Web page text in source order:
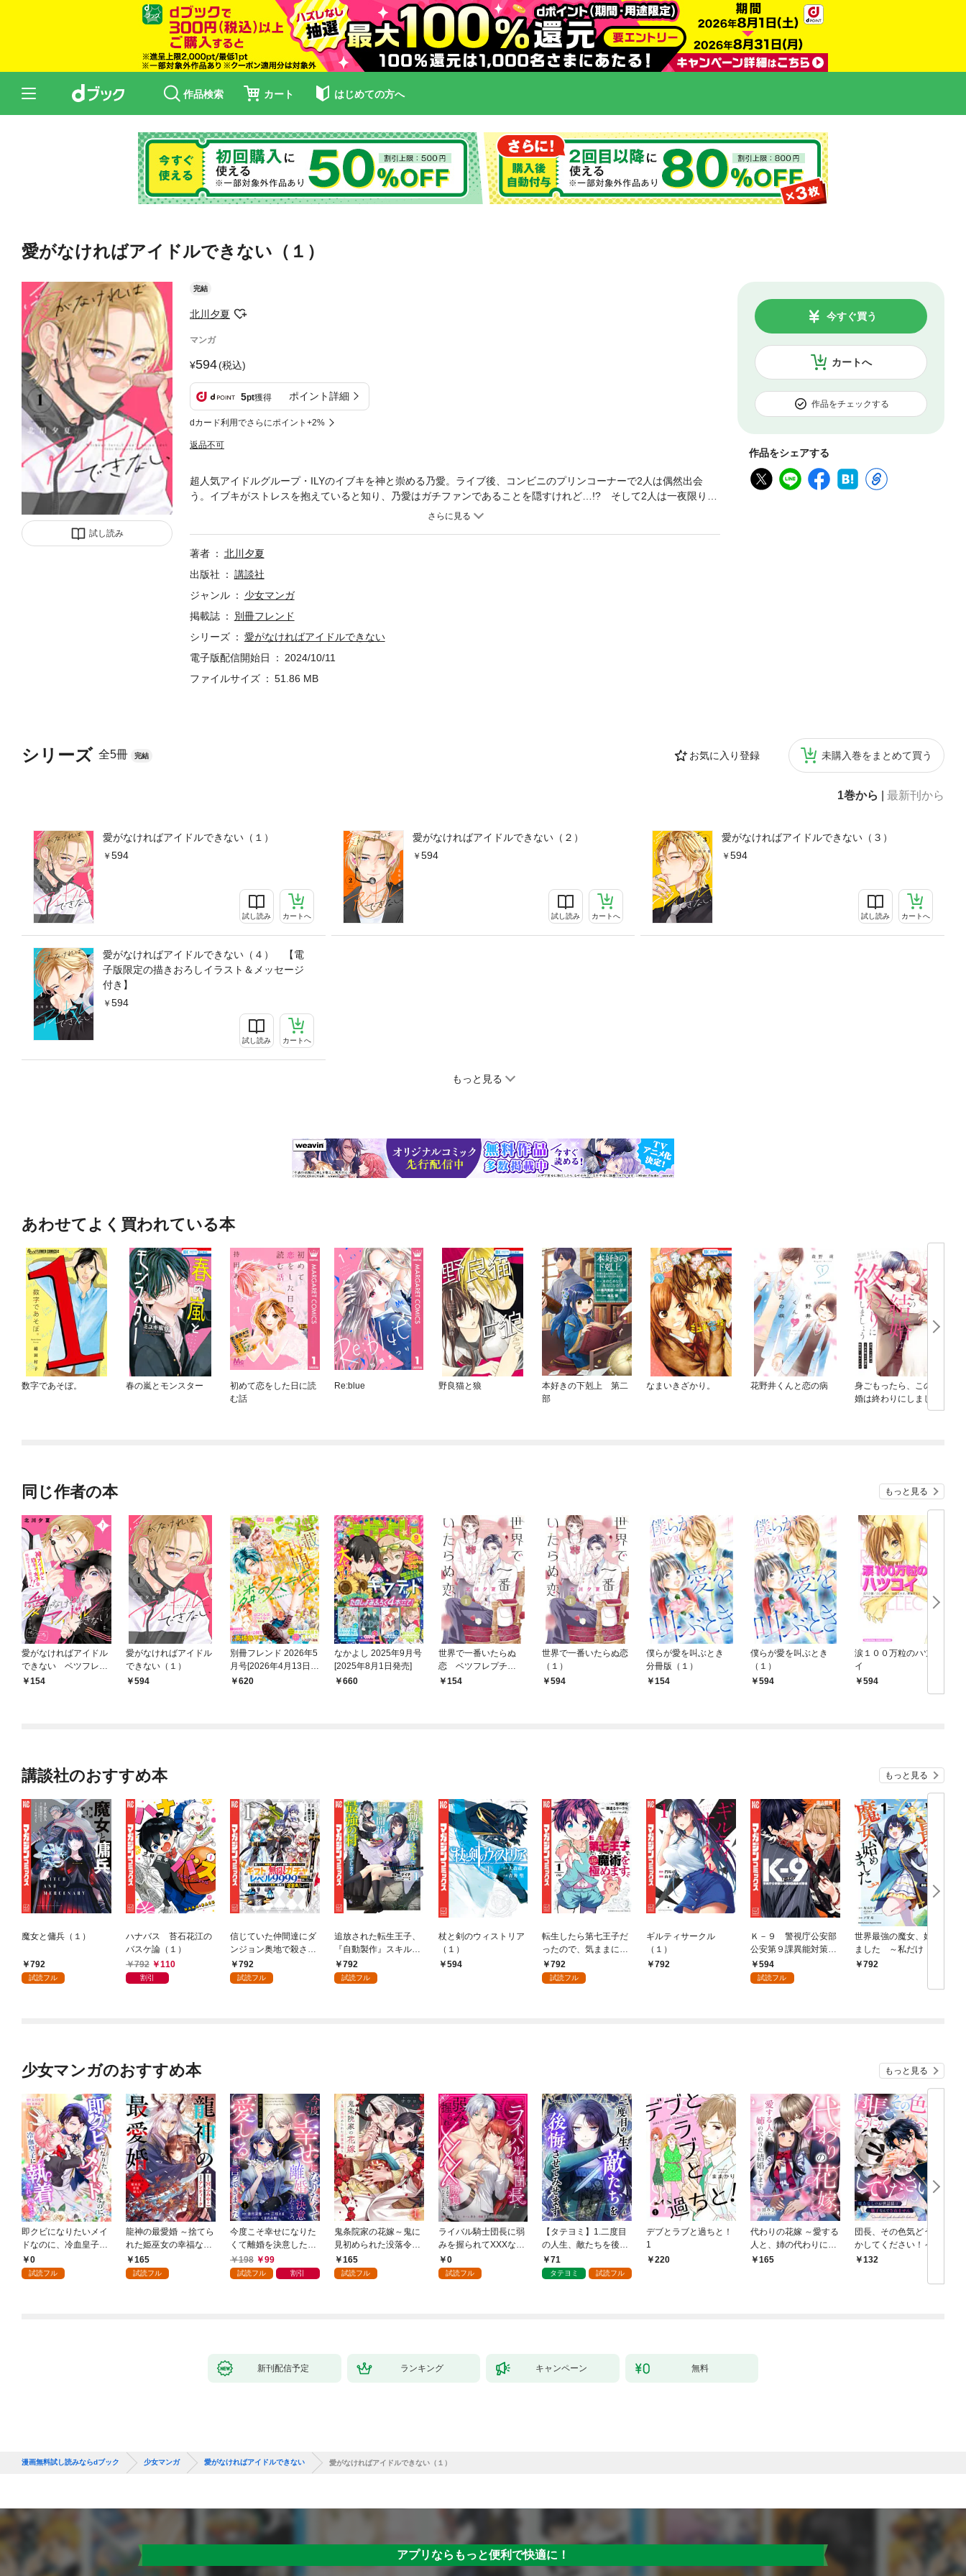
作品検索 カート はじめての方へ
愛がなければアイドルできない（１）
試し読み
完結
北川夕夏
マンガ
594(税込)
5pt獲得 ポイント詳細
dカード利用でさらにポイント+2%
返品不可
カートへ
今すぐ買う
作品をチェックする
作品をシェアする
シリーズ 全5冊 完結 お気に入り登録 未購入巻をまとめて買う
1巻から 最新刊から
愛がなければアイドルできない（１）
594
試し読み カートへ
愛がなければアイドルできない（２）
594
試し読み カートへ
愛がなければアイドルできない（３）
594
試し読み カートへ
愛がなければアイドルできない（４） 【電
子版限定の描きおろしイラスト＆メッセージ
付き】
594
試し読み カートへ
もっと見る
超人気アイドルグループ・ILYのイブキを神と崇める乃愛。ライブ後、コンビニのプリンコーナーで2人は偶然出会
う。イブキがストレスを抱えていると知り、乃愛はガチファンであることを隠すけれど…!? そして2人は一夜限りの
逃避行へーー!! オタクの愛で恐縮ですが、今日から神アイドルの特別な存在になりますーー!!
著者
北川夕夏
出版社
講談社
ジャンル
少女マンガ
掲載誌
別冊フレンド
シリーズ
愛がなければアイドルできない
電子版配信開始日
2024/10/11
ファイルサイズ
51.86 MB
あわせてよく買われている本
数字であそぼ。 春の嵐とモンスター
初めて恋をした日に読
む話
Re:blue 野良猫と狼
本好きの下剋上 第二
部
なまいきざかり。 花野井くんと恋の病
身ごもったら、この結
婚は終わりにしましょ
う～身代わり花嫁はＳ
同じ作者の本 もっと見る
愛がなければアイドル
できない ベツフレプ
チ（１）
154
愛がなければアイドル
できない（１）
594
別冊フレンド 2026年5
月号[2026年4月13日発
売]620
なかよし 2025年9月号
[2025年8月1日発売]
660
世界で一番いたらぬ
恋 ベツフレプチ
（１）
154
世界で一番いたらぬ恋
（１）
594
僕らが愛を叫ぶとき
分冊版（１）
154
僕らが愛を叫ぶとき
（１）
594
涙１００万粒のハツコ
イ
594
講談社のおすすめ本 もっと見る
魔女と傭兵（１）
792
試読フル
ハナバス 苔石花江の
バスケ論（１）
792
110
割引
信じていた仲間達にダ
ンジョン奥地で殺され
かけたがギフト『無限
ガチャ』でレベル９９
792
試読フル
追放された転生王子、
『自動製作』スキルで
領地を爆速で開拓し最
強の村を作ってしまう
792
試読フル
杖と剣のウィストリア
（１）
594
転生したら第七王子だ
ったので、気ままに魔
術を極めます（１）
792
試読フル
ギルティサークル
（１）
792
Ｋ－９ 警視庁公安部
公安第９課異能対策係
（１）
594
試読フル
世界最強の魔女、始め
ました ～私だけ『攻
略サイト』を見れる世
792
少女マンガのおすすめ本 もっと見る
即クビになりたいメイ
ドなのに、冷血皇子に
執着されています第1
話
0
試読フル
龍神の最愛婚 ～捨てら
れた姫巫女の幸福な嫁
入り～: 1
165
試読フル
今度こそ幸せになりた
くて離婚を決意したと
ころ、無表情な旦那様
が「愛してる」と言っ
198 99
試読フル 割引
鬼条院家の花嫁～鬼に
見初められた没落令嬢
～１165
試読フル
ライバル騎士団長に弱
みを握られてXXXな勝
負をすることになりま
した第1話
0
試読フル
【タテヨミ】1.二度目
の人生、敵たちを後悔
させてみせます
71
タテヨミ 試読フル
デブとラブと過ちと！
1
220
代わりの花嫁 ～愛する
人と、姉の代わりに結
婚します～ 1
165
団長、その色気どうに
かしてください！～魔
力なしのお世話係は魅
132
新刊配信予定 ランキング キャンペーン 無料
漫画無料試し読みならdブック 少女マンガ 愛がなければアイドルできない 愛がなければアイドルできない（１）
アプリならもっと便利で快適に！